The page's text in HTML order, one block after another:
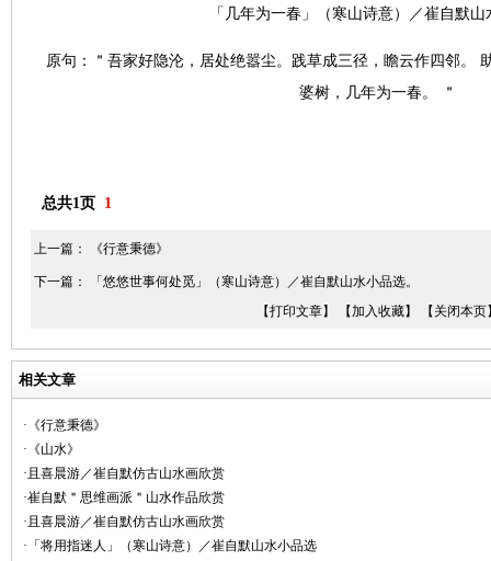
「几年为一春」（寒山诗意）／崔自默山
原句：＂吾家好隐沦，居处绝嚣尘。践草成三径，瞻云作四邻。
婆树，几年为一春。 ＂
总共1页 1
上一篇： 《行意秉德》
下一篇：
「悠悠世事何处觅」（寒山诗意）／崔自默山水小品选。
【打印文章】
【加入收藏】 【关闭本页
相关文章
·《行意秉德》
·《山水》
·且喜晨游／崔自默仿古山水画欣赏
·崔自默＂思维画派＂山水作品欣赏
·且喜晨游／崔自默仿古山水画欣赏
·「将用指迷人」（寒山诗意）／崔自默山水小品选